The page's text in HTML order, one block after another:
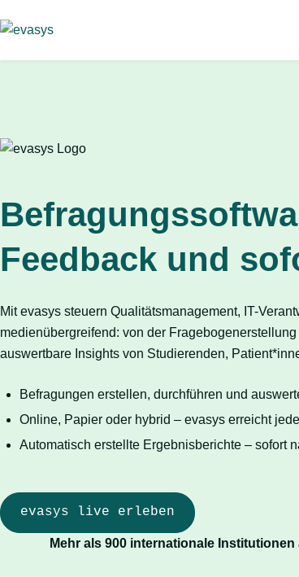
Feedback und
Mit evasys steuern Qualitätsmanagement, IT-
medienübergreifend: von der
auswertbare Insights von Studierenden,
Befragungen erstellen, durchführen und
Online, Papier oder hybrid – evasys erreicht
Automatisch erstellte Ergebnisberichte – sofort
evasys live erleben
Mehr als 900 internationale